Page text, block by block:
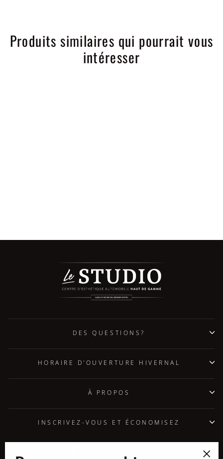
Produits similaires qui pourrait vous
intéresser
DES QUESTIONS?
HORAIRE D'OUVERTURE HIVERNAL
À PROPOS
INSCRIVEZ-VOUS ET ÉCONOMISEZ